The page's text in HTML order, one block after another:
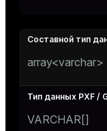
array<varchar>
VARCHAR[]